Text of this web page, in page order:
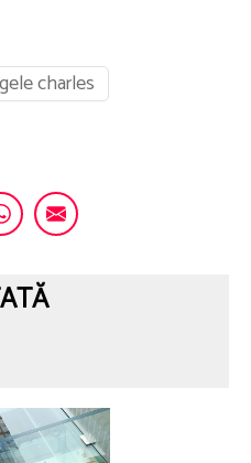
charles